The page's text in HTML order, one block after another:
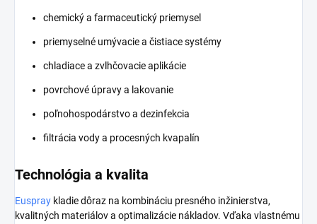
chemický a farmaceutický priemysel
priemyselné umývacie a čistiace systémy
chladiace a zvlhčovacie aplikácie
povrchové úpravy a lakovanie
poľnohospodárstvo a dezinfekcia
filtrácia vody a procesných kvapalín
Technológia a kvalita
Euspray kladie dôraz na kombináciu presného inžinierstva,
kvalitných materiálov a optimalizácie nákladov. Vďaka vlastnému